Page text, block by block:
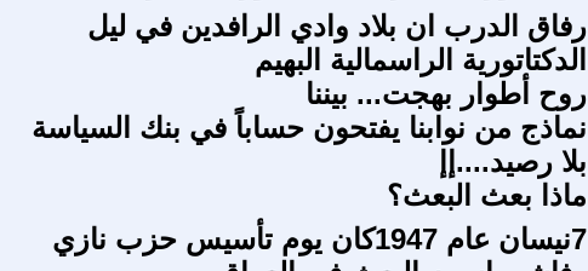
رفاق الدرب ان بلاد وادي الرافدين في ليل
الدكتاتورية الراسمالية البهيم
روح أطوار بهجت... بيننا
نماذج من نوابنا يفتحون حساباً في بنك السياسة
بلا رصيد....إإ
ماذا بعث البعث؟
7نيسان عام 1947كان يوم تأسيس حزب نازي